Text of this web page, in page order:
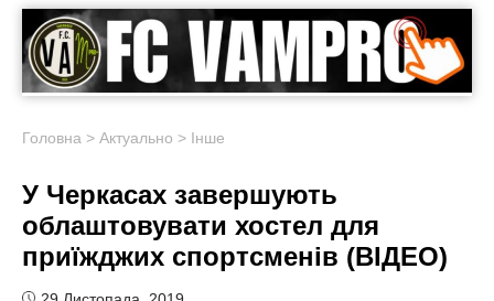
Головна > Актуально > Інше
У Черкасах завершують
облаштовувати хостел для
приїжджих спортсменів (ВІДЕО)